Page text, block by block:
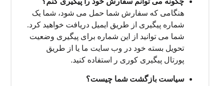
هنگامی که سفارش شما حمل می شود، شما یک
شماره پیگیری از طریق ایمیل دریافت خواهید کرد.
شما می توانید از این شماره برای پیگیری وضعیت
تحویل بسته خود در وب سایت ما یا از طریق
پورتال پیگیری کوری ر استفاده کنید.
سیاست بازگشت شما چیست؟